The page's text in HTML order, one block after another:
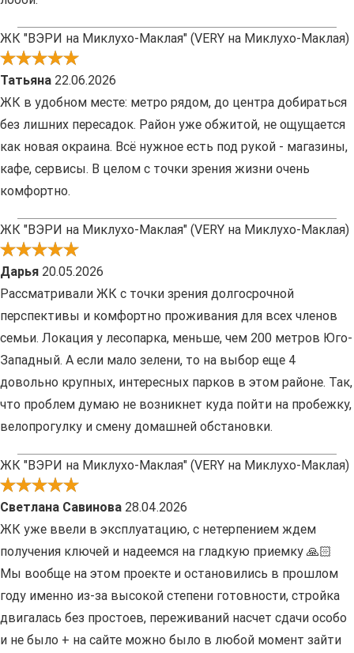
ЖК "ВЭРИ на Миклухо-Маклая" (VERY на Миклухо-Маклая)
Татьяна 22.06.2026
ЖК в удобном месте: метро рядом, до центра добираться
без лишних пересадок. Район уже обжитой, не ощущается
как новая окраина. Всё нужное есть под рукой - магазины,
кафе, сервисы. В целом с точки зрения жизни очень
комфортно.
ЖК "ВЭРИ на Миклухо-Маклая" (VERY на Миклухо-Маклая)
Дарья 20.05.2026
Рассматривали ЖК с точки зрения долгосрочной
перспективы и комфортно проживания для всех членов
семьи. Локация у лесопарка, меньше, чем 200 метров Юго-
Западный. А если мало зелени, то на выбор еще 4
довольно крупных, интересных парков в этом районе. Так,
что проблем думаю не возникнет куда пойти на пробежку,
велопрогулку и смену домашней обстановки.
ЖК "ВЭРИ на Миклухо-Маклая" (VERY на Миклухо-Маклая)
Светлана Савинова 28.04.2026
ЖК уже ввели в эксплуатацию, с нетерпением ждем
получения ключей и надеемся на гладкую приемку 🙏🏻
Мы вообще на этом проекте и остановились в прошлом
году именно из-за высокой степени готовности, стройка
двигалась без простоев, переживаний насчет сдачи особо
и не было + на сайте можно было в любой момент зайти